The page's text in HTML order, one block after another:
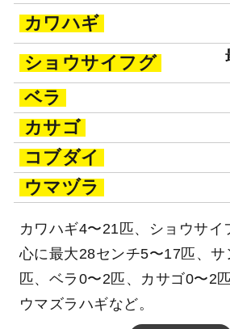
カワハギ
ショウサイフグ
ベラ
カサゴ
コブダイ
ウマヅラ
カワハギ4〜21匹、ショウサイ
心に最大28センチ5〜17匹、
匹、ベラ0〜2匹、カサゴ0〜2
ウマズラハギなど。